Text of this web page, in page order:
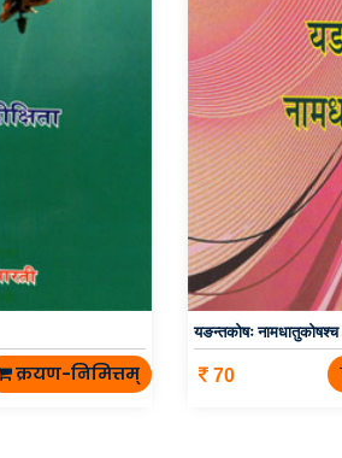
क्रयण-निमित्तम्
यङन्तकोषः नामधातुकोषश्च
70